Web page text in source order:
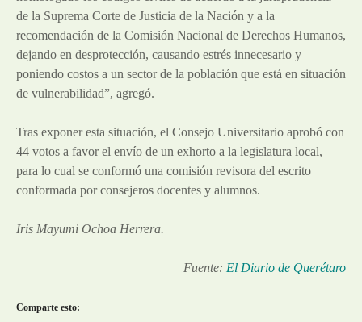
de la Suprema Corte de Justicia de la Nación y a la
recomendación de la Comisión Nacional de Derechos Humanos,
dejando en desprotección, causando estrés innecesario y
poniendo costos a un sector de la población que está en situación
de vulnerabilidad”, agregó.
Tras exponer esta situación, el Consejo Universitario aprobó con
44 votos a favor el envío de un exhorto a la legislatura local,
para lo cual se conformó una comisión revisora del escrito
conformada por consejeros docentes y alumnos.
Iris Mayumi Ochoa Herrera.
Fuente: El Diario de Querétaro
Comparte esto: